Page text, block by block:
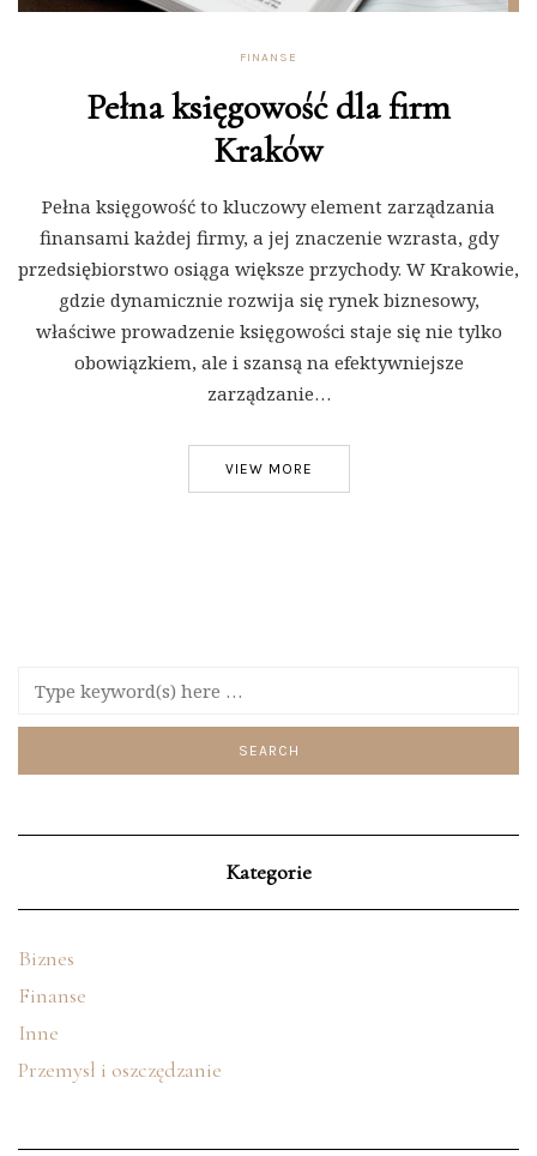
FINANSE
Pełna księgowość dla firm
Kraków
Pełna księgowość to kluczowy element zarządzania
finansami każdej firmy, a jej znaczenie wzrasta, gdy
przedsiębiorstwo osiąga większe przychody. W Krakowie,
gdzie dynamicznie rozwija się rynek biznesowy,
właściwe prowadzenie księgowości staje się nie tylko
obowiązkiem, ale i szansą na efektywniejsze
zarządzanie…
VIEW MORE
Kategorie
Biznes
Finanse
Inne
Przemysł i oszczędzanie